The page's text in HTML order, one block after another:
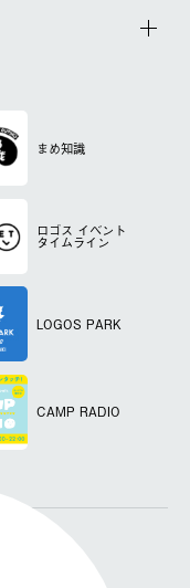
まめ知識
ロゴス イベント
タイムライン
LOGOS PARK
CAMP RADIO